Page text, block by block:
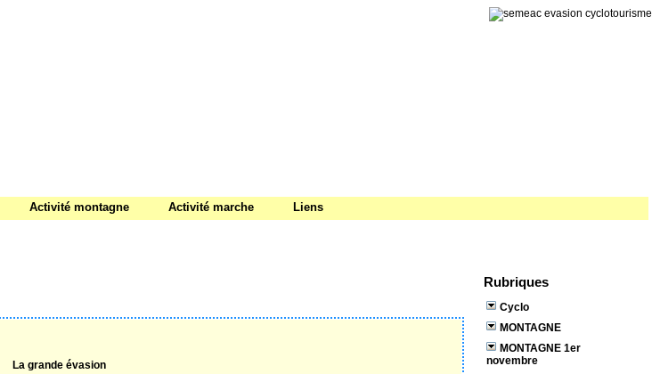
Activité montagne Activité marche Liens
La grande évasion
Rubriques
Cyclo
MONTAGNE
MONTAGNE 1er
novembre